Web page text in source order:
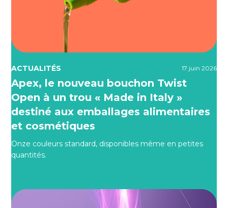
ACTUALITÉS 17 juin 2026
Apex, le nouveau bouchon Twist
Open à un trou « Made in Italy »
destiné aux emballages alimentaires
et cosmétiques
Onze couleurs standard, disponibles même en petites
quantités.